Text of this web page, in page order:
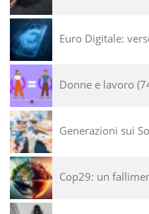
Euro Digitale:
Donne e lavoro
Generazioni sui
Cop29: un